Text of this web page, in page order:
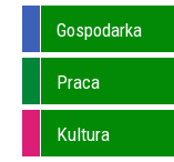
Gospodarka
Praca
Kultura